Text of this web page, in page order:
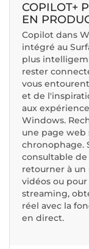
COPILOT+
EN
Copilot dans
intégré au
plus
rester
vous
et de
aux
Windows.
une page web
chronophage.
consultable de
retourner à un
vidéos ou pour
streaming,
réel avec la
en direct.